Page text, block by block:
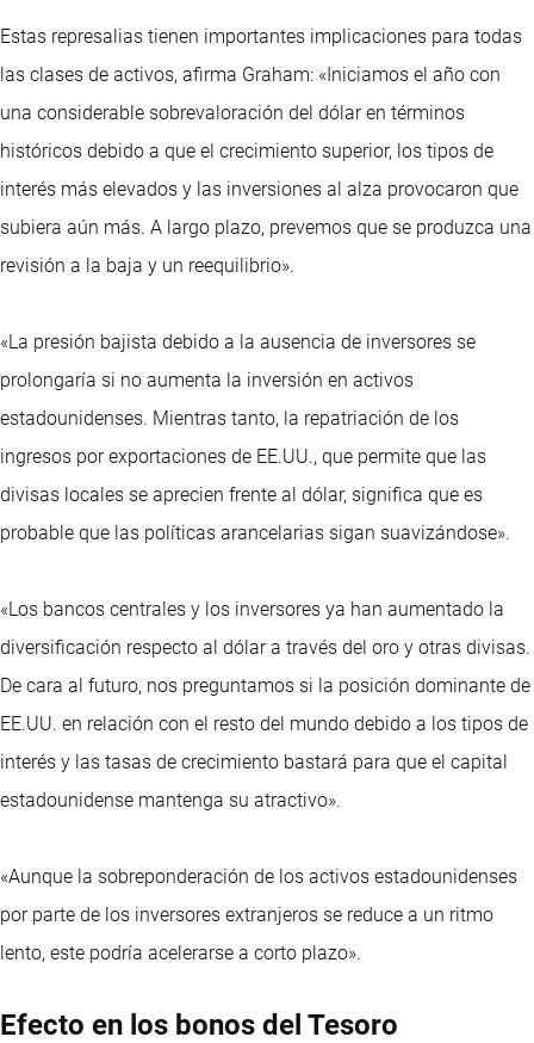
Estas represalias tienen importantes implicaciones para todas
las clases de activos, afirma Graham: «Iniciamos el año con
una considerable sobrevaloración del dólar en términos
históricos debido a que el crecimiento superior, los tipos de
interés más elevados y las inversiones al alza provocaron que
subiera aún más. A largo plazo, prevemos que se produzca una
revisión a la baja y un reequilibrio».
«La presión bajista debido a la ausencia de inversores se
prolongaría si no aumenta la inversión en activos
estadounidenses. Mientras tanto, la repatriación de los
ingresos por exportaciones de EE.UU., que permite que las
divisas locales se aprecien frente al dólar, significa que es
probable que las políticas arancelarias sigan suavizándose».
«Los bancos centrales y los inversores ya han aumentado la
diversificación respecto al dólar a través del oro y otras divisas.
De cara al futuro, nos preguntamos si la posición dominante de
EE.UU. en relación con el resto del mundo debido a los tipos de
interés y las tasas de crecimiento bastará para que el capital
estadounidense mantenga su atractivo».
«Aunque la sobreponderación de los activos estadounidenses
por parte de los inversores extranjeros se reduce a un ritmo
lento, este podría acelerarse a corto plazo».
Efecto en los bonos del Tesoro